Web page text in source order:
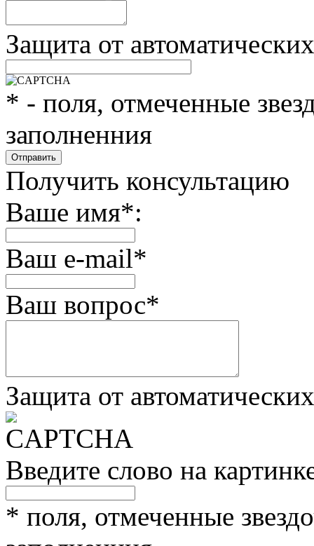
Защита от
* - поля, отмеченные
заполненния
Получить консультацию
Ваше имя*:
Ваш e-mail*
Ваш вопрос*
Защита от
Введите слово на
* поля, отмеченные